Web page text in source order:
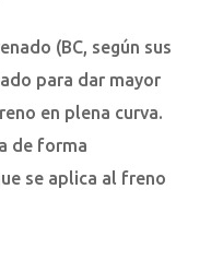
(BC, según sus
para dar mayor
en plena curva.
de forma
se aplica al freno